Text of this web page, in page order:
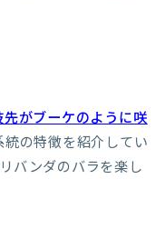
がブーケのように咲
の特徴を紹介してい
バンダのバラを楽し